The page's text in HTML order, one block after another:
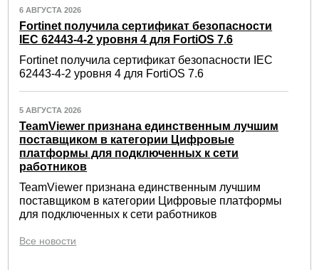
6 АВГУСТА 2026
Fortinet получила сертификат безопасности
IEC 62443-4-2 уровня 4 для FortiOS 7.6
Fortinet получила сертификат безопасности IEC
62443-4-2 уровня 4 для FortiOS 7.6
5 АВГУСТА 2026
TeamViewer признана единственным лучшим
поставщиком в категории Цифровые
платформы для подключенных к сети
работников
TeamViewer признана единственным лучшим
поставщиком в категории Цифровые платформы
для подключенных к сети работников
Все новости